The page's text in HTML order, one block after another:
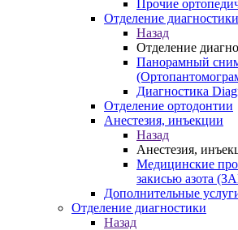
Прочие
Отделение диагностики
Назад
Отделение
Панорамный
Диагностика
Отделение ортодонтии
Анестезия, инъекции
Назад
Анестезия,
Медицинские
закисью азота
Дополнительные
Отделение диагностики
Назад